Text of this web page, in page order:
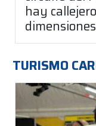
hay
TURISMO